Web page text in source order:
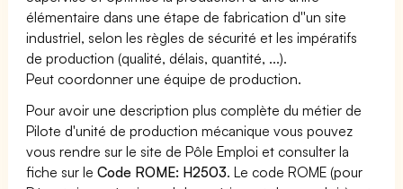
élémentaire dans une étape de fabrication d''un site
industriel, selon les règles de sécurité et les impératifs
de production (qualité, délais, quantité, ...).
Peut coordonner une équipe de production.
Pour avoir une description plus complète du métier de
Pilote d'unité de production mécanique vous pouvez
vous rendre sur le site de Pôle Emploi et consulter la
fiche sur leCode ROME: H2503. Le code ROME (pour